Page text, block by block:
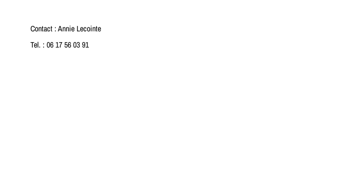
Contact : Annie Lecointe
Tel. : 06 17 56 03 91